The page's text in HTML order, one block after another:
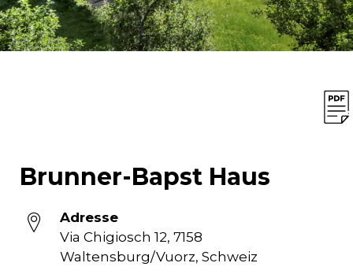
Brunner-Bapst Haus
Adresse
Via Chigiosch 12, 7158
Waltensburg/Vuorz, Schweiz